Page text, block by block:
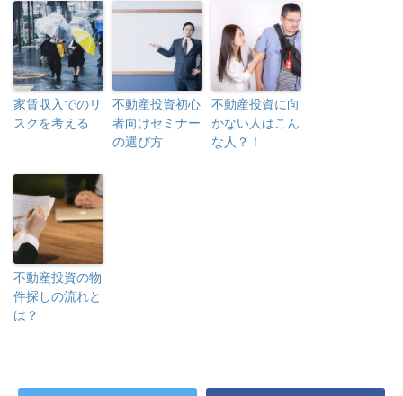
家賃収入でのリ
スクを考える
不動産投資初心
者向けセミナー
の選び方
不動産投資に向
かない人はこん
な人？！
不動産投資の物
件探しの流れと
は？